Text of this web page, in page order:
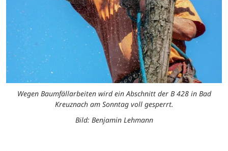
Wegen Baumfällarbeiten wird ein Abschnitt der B 428 in Bad
Kreuznach am Sonntag voll gesperrt.
Bild: Benjamin Lehmann